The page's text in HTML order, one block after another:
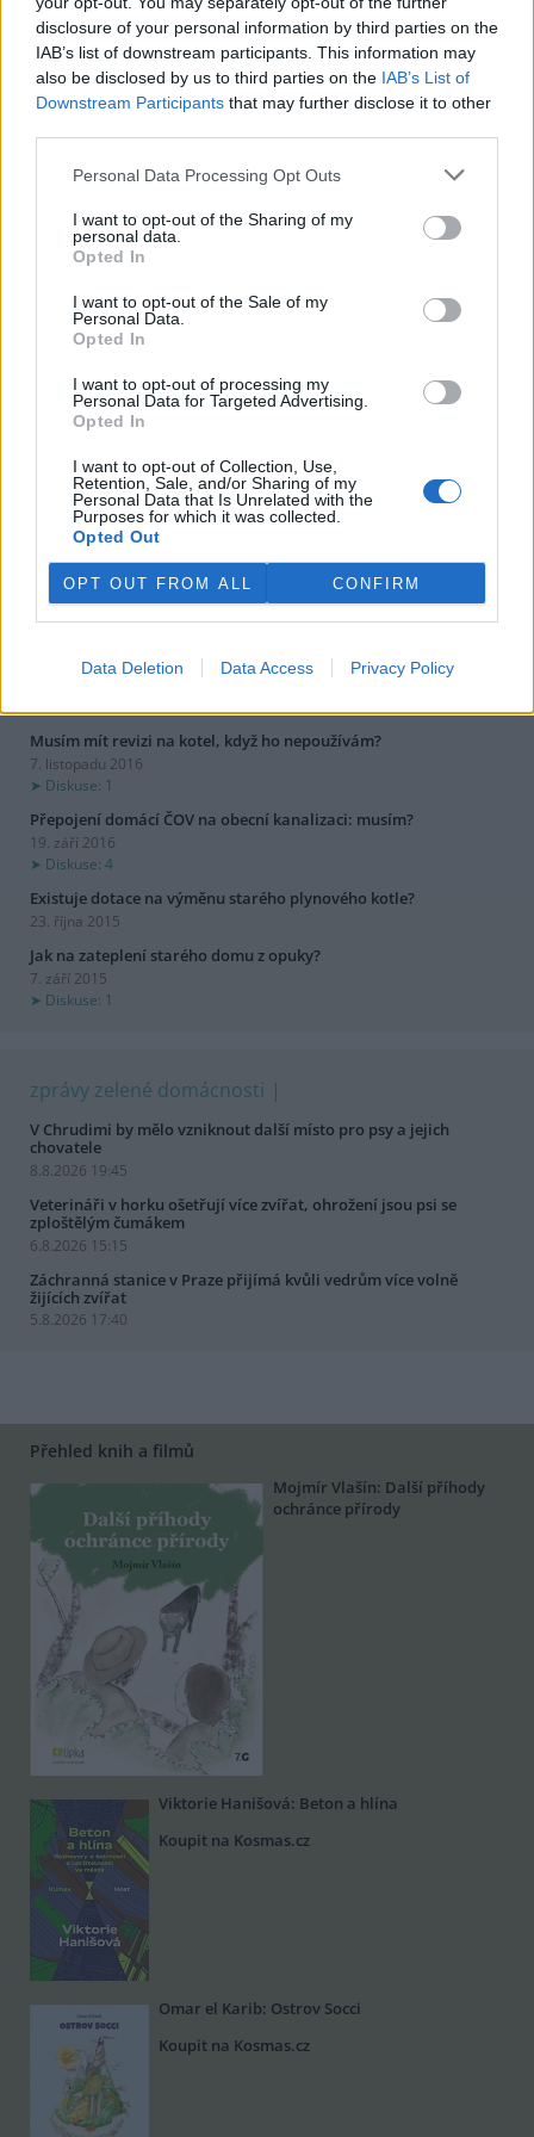
disclosure of your personal information by third parties on the
IAB’s list of downstream participants. This information may
also be disclosed by us to third parties on the IAB’s List of
Downstream Participants that may further disclose it to other
Personal Data Processing Opt Outs
I want to opt-out of the Sharing of my
personal data.
Opted In
I want to opt-out of the Sale of my
Personal Data.
Opted In
I want to opt-out of processing my
Personal Data for Targeted Advertising.
Opted In
I want to opt-out of Collection, Use,
Retention, Sale, and/or Sharing of my
Personal Data that Is Unrelated with the
Purposes for which it was collected.
Opted Out
OPT OUT FROM ALL CONFIRM
Data Deletion Data Access Privacy Policy
Ročně se v ČR vyprodukuje 52 miliónů tun nejrůznějšího odpadu.
Pokud bychom počítali pouze odpadky, které osobně vyhodíme
do koše, bylo by to 200 - 500 kg na osobu a rok.
Kde pomohou zraněnému zvířeti
Jednotlivé stanice mají mezi sebe rozdělené prakticky celé území
naší republiky, takže naleznete-li zraněného volně žijícího živočicha,
budete vědět, kam se obrátit.
26.5.2001 | PRAHA (EkoList)
Tento článek je odpovědí na dva zdánlivě nesouvisející dotazy
čtenářů, ( dotaz 75
oba dotazy má společného jmenovatele - vodík jako
předpokládané palivo budoucnosti.
|..|120|121 |122| 123|124|..|126
dotazy a odpovědi
vesnici?
Musím mít revizi na kotel, když ho nepoužívám?
7. listopadu 2016
Diskuse: 1
Přepojení domácí ČOV na obecní kanalizaci: musím?
19. září 2016
Diskuse: 4
Existuje dotace na výměnu starého plynového kotle?
23. října 2015
Jak na zateplení starého domu z opuky?
7. září 2015
Diskuse: 1
zprávy zelené domácnosti
V Chrudimi by mělo vzniknout další místo pro psy a jejich
chovatele
8.8.2026 19:45
Veterináři v horku ošetřují více zvířat, ohrožení jsou psi se
zploštělým čumákem
6.8.2026 15:15
Záchranná stanice v Praze přijímá kvůli vedrům více volně
žijících zvířat
5.8.2026 17:40
Přehled knih a filmů
Mojmír Vlašín: Další příhody
ochránce přírody
Viktorie Hanišová: Beton a hlína
Koupit na Kosmas.cz
Omar el Karib: Ostrov Socci
Koupit na Kosmas.cz